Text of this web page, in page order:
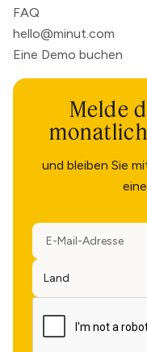
FAQ
hello@minut.com
Eine Demo buchen
Melde
und bleiben Sie